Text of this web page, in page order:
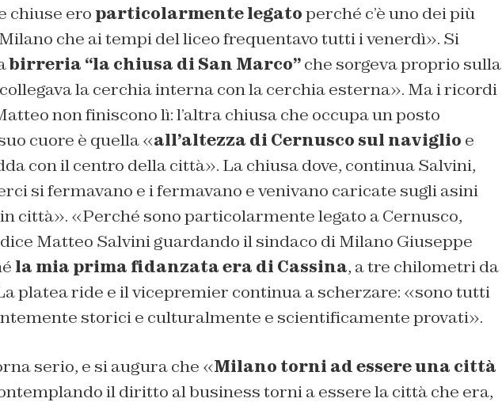
chiuse ero particolarmente legatoperché c’è uno dei più
che ai tempi del liceo frequentavo tutti i venerdì». Si
birreria “la chiusa di San Marco”che sorgeva proprio sulla
la cerchia interna con la cerchia esterna». Ma i ricordi
non finiscono lì: l’altra chiusa che occupa un posto
cuore è quella «all’altezza di Cernusco sul naviglio e
con il centro della città». La chiusa dove, continua Salvini,
si fermavano e i fermavano e venivano caricate sugli asini
città». «Perché sono particolarmente legato a Cernusco,
Matteo Salvini guardando il sindaco di Milano Giuseppe
la mia prima fidanzata era di Cassina, a tre chilometri da
platea ride e il vicepremier continua a scherzare: «sono tutti
storici e culturalmente e scientificamente provati».
serio, e si augura che «Milano torni ad essere una città
il diritto albusinesstorni a essere la città che era,